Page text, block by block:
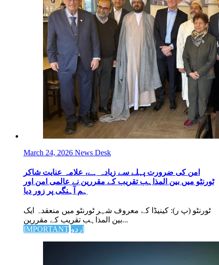
March 24, 2026 News Desk
امن کی ضرورت پہلے سے زیادہ ہے، علامہ عنایت شاکر
ٹورنٹو میں بین المذاہب تقریب کے مقررین نے عالمی امن اور
ہم آہنگی پر زور دیا
ٹورنٹو (پ ر): کینیڈا کے معروف شہر ٹورنٹو میں منعقدہ ایک
بین المذاہب تقریب کے مقررین...
IMPORTANT اردو